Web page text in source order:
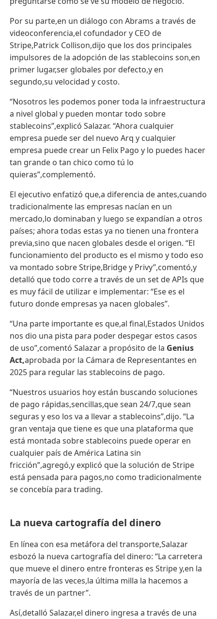
Por su parte,en un diálogo con Abrams a través de
videoconferencia,el cofundador y CEO de
Stripe,Patrick Collison,dijo que los dos principales
impulsores de la adopción de las stablecoins son,en
primer lugar,ser globales por defecto,y en
segundo,su velocidad y costo.
“Nosotros les podemos poner toda la infraestructura
a nivel global y pueden montar todo sobre
stablecoins”,explicó Salazar. “Ahora cualquier
empresa puede ser del nuevo Arq y cualquier
empresa puede crear un Felix Pago y lo puedes hacer
tan grande o tan chico como tú lo
quieras”,complementó.
El ejecutivo enfatizó que,a diferencia de antes,cuando
tradicionalmente las empresas nacían en un
mercado,lo dominaban y luego se expandían a otros
países; ahora todas estas ya no tienen una frontera
previa,sino que nacen globales desde el origen. “El
funcionamiento del producto es el mismo y todo eso
va montado sobre Stripe,Bridge y Privy”,comentó,y
detalló que todo corre a través de un set de APIs que
es muy fácil de utilizar e implementar: “Ese es el
futuro donde empresas ya nacen globales”.
“Una parte importante es que,al final,Estados Unidos
nos dio una pista para poder despegar estos casos
de uso”,comentó Salazar a propósito de la Genius
Act,aprobada por la Cámara de Representantes en
2025 para regular las stablecoins de pago.
“Nuestros usuarios hoy están buscando soluciones
de pago rápidas,sencillas,que sean 24/7,que sean
seguras y eso los va a llevar a stablecoins”,dijo. “La
gran ventaja que tiene es que una plataforma que
está montada sobre stablecoins puede operar en
cualquier país de América Latina sin
fricción”,agregó,y explicó que la solución de Stripe
está pensada para pagos,no como tradicionalmente
se concebía para trading.
La nueva cartografía del dinero
En línea con esa metáfora del transporte,Salazar
esbozó la nueva cartografía del dinero: “La carretera
que mueve el dinero entre fronteras es Stripe y,en la
mayoría de las veces,la última milla la hacemos a
través de un partner”.
Así,detalló Salazar,el dinero ingresa a través de una